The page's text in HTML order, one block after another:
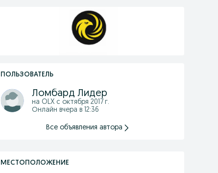
ПОЛЬЗОВАТЕЛЬ
Ломбард Лидер
на OLX с октября 2017 г.
Онлайн вчера в 12:36
Все объявления автора
МЕСТОПОЛОЖЕНИЕ